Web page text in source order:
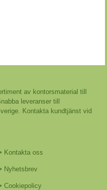
av kontorsmaterial till
leveranser till
Kontakta kundtjänst vid
Kontakta oss
Nyhetsbrev
Cookiepolicy